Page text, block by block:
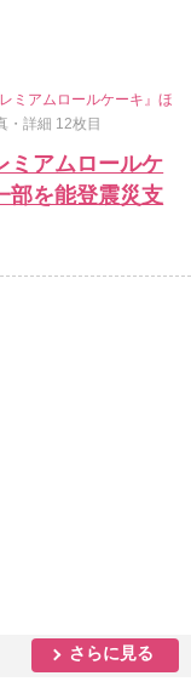
ミアムロールケーキ』ほ
・詳細 12枚目
ミアムロールケ
を能登震災支
さらに見る